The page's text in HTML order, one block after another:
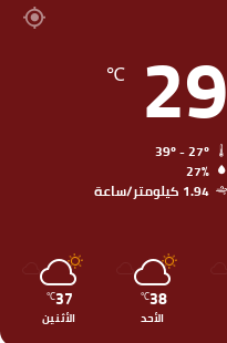
29
℃
27%
1.94 كيلومتر/ساعة
38
℃
الأحد
37
℃
الأثنين